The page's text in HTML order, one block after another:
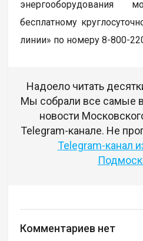
бесплатному
линии» по номеру 8-800-
Надоело читать
Мы собрали все самые
новости
Telegram-канале. Не
Telegram-канал
Комментариев нет